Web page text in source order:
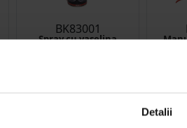
Detalii
BK83001
Spray cu vaselina